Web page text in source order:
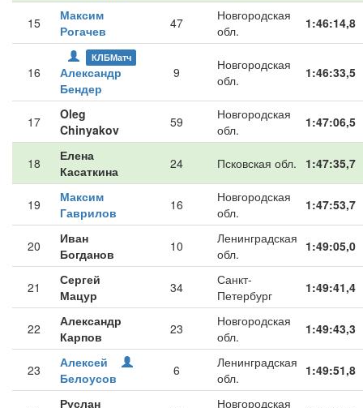
15
Максим
Рогачев
47
Новгородская
обл.
1:46:14,8
16
КЛБМатч
Александр
Бендер
9
Новгородская
обл.
1:46:33,5
17
Oleg
Chinyakov
59
Новгородская
обл.
1:47:06,5
18
Елена
Касаткина
24 Псковская обл. 1:47:35,7
19
Максим
Гаврилов
16
Новгородская
обл.
1:47:53,7
20
Иван
Богданов
10
Ленинградская
обл.
1:49:05,0
21
Сергей
Мацур
34
Санкт-
Петербург
1:49:41,4
22
Александр
Карпов
23
Новгородская
обл.
1:49:43,3
23
Алексей
Белоусов
6
Ленинградская
обл.
1:49:51,8
Руслан
Новгородская